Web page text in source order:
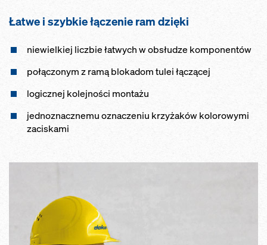
Łatwe i szybkie łączenie ram dzięki
niewielkiej liczbie łatwych w obsłudze komponentów
połączonym z ramą blokadom tulei łączącej
logicznej kolejności montażu
jednoznacznemu oznaczeniu krzyżaków kolorowymi
zaciskami